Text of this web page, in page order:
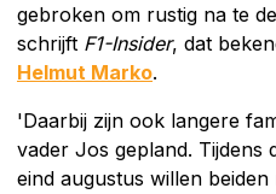
gebroken om rustig na te
schrijft F1-Insider, dat
Helmut Marko.
'Daarbij zijn ook langere
vader Jos gepland. Tijdens
eind augustus willen